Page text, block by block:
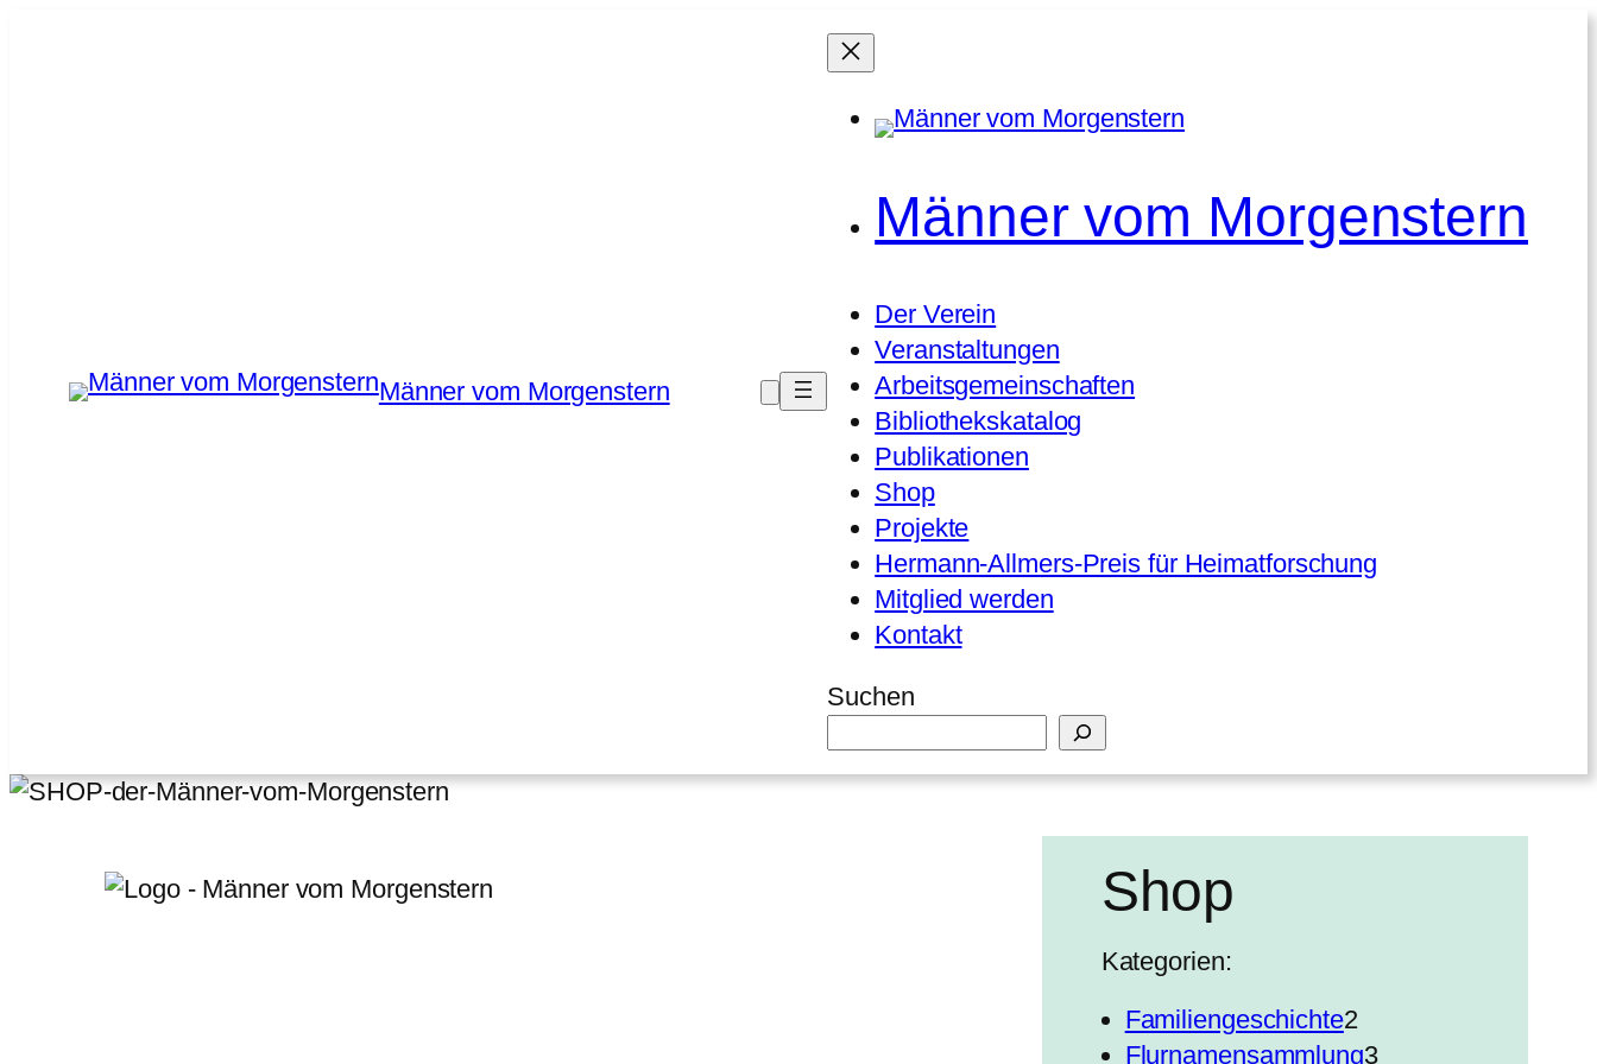
Männer vom Morgenstern
Männer vom Morgenstern
Der Verein
Veranstaltungen
Arbeitsgemeinschaften
Bibliothekskatalog
Publikationen
Shop
Projekte
Hermann-Allmers-Preis für Heimatforschung
Mitglied werden
Kontakt
Suchen
Shop
Kategorien:
Familiengeschichte22
P
Flurnamensammlung33